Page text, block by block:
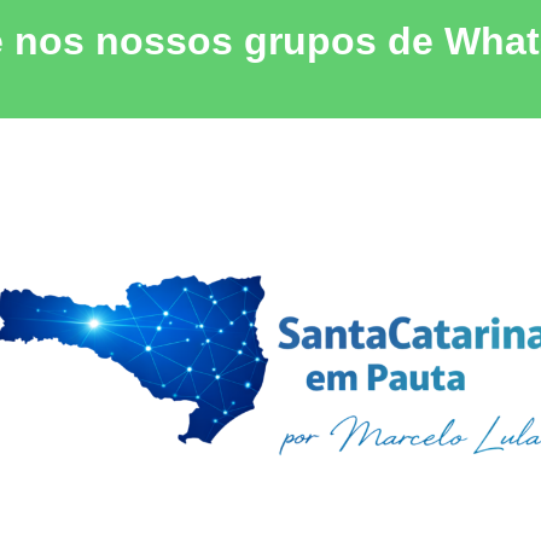
nos nossos grupos de